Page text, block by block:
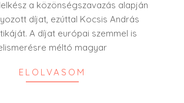
a közönségszavazás alapján
díjat, ezúttal Kocsis András
A díjat európai szemmel is
méltó magyar
ELOLVASOM